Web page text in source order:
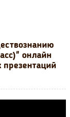
онлайн
презентаций